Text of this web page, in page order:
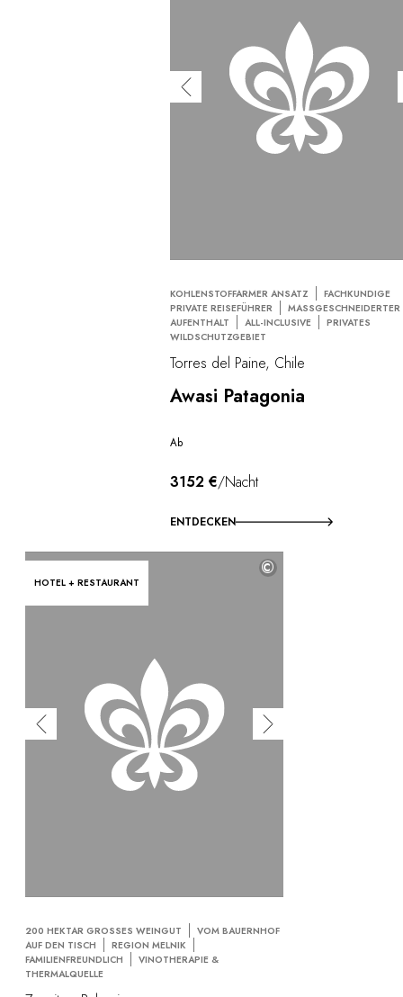
KOHLENSTOFFARMER ANSATZ
FACHKUNDIGE
PRIVATE REISEFÜHRER
MASSGESCHNEIDERTER A
UFENTHALT
ALL-INCLUSIVE
PRIVATES
WILDSCHUTZGEBIET
Torres del Paine, Chile
Awasi Patagonia
Ab
3152 €/Nacht
ENTDECKEN
HOTEL + RESTAURANT
©
200 HEKTAR GROSSES WEINGUT
VOM BAUERNHOF
AUF DEN TISCH
REGION MELNIK
FAMILIENFREUNDLICH
VINOTHERAPIE &
THERMALQUELLE